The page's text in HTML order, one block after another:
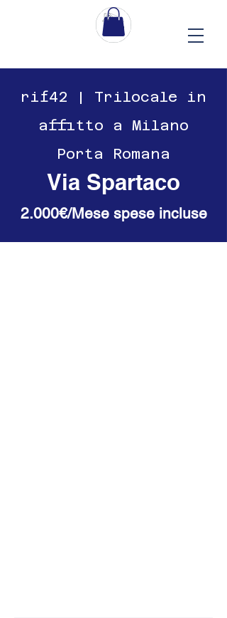
​​rif42 | Trilocale in
affitto a Milano
Porta Romana
Via Spartaco
2.000€/Mese spese incluse